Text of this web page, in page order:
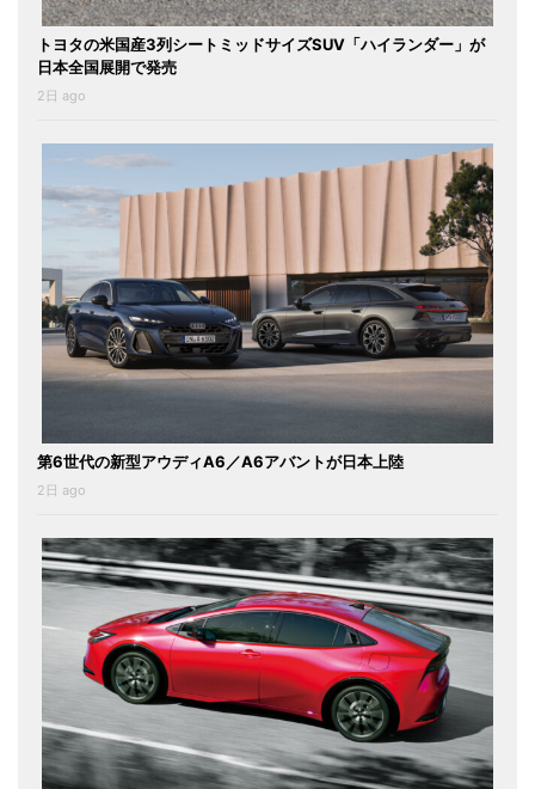
トヨタの米国産3列シートミッドサイズSUV「ハイランダー」が
日本全国展開で発売
2日 ago
第6世代の新型アウディA6／A6アバントが日本上陸
2日 ago